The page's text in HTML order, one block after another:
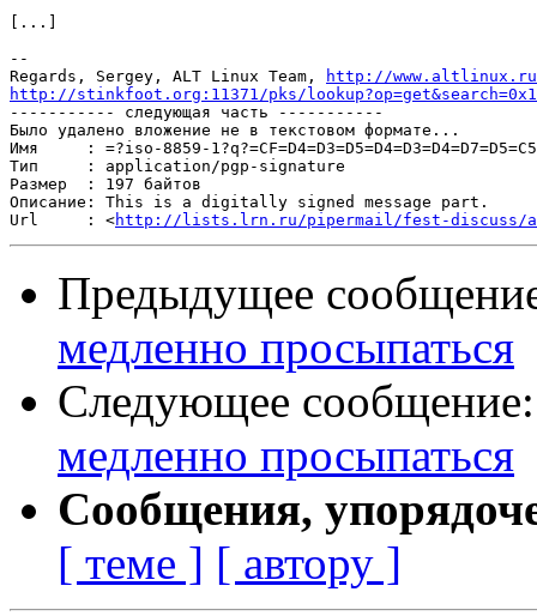
[...]
--
Regards, Sergey, ALT Linux Team,
http://www.altlinux.ru
http://stinkfoot.org:11371/pks/
----------- следующая часть -----------
Было удалено вложение не в текстовом формате...
Имя     : =?iso-8859-
Тип     : application/pgp-signature
Размер  : 197 байтов
Описание: This is a digitally signed message part.
Url     : <http://lists.lrn.ru/pipermail/fest-discuss/
Предыдущее
медленно просыпаться
Следующее
медленно просыпаться
Сообщения,
[ теме ] [ автору ]